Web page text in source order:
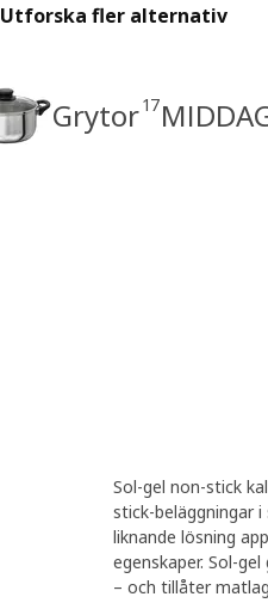
Utforska fler alternativ
Grytor 17
Sol-gel non-stick
stick-beläggningar
liknande lösning
egenskaper. Sol-
– och tillåter